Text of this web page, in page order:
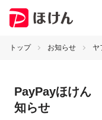
トップ お知らせ ヤ
PayPayほけん
知らせ